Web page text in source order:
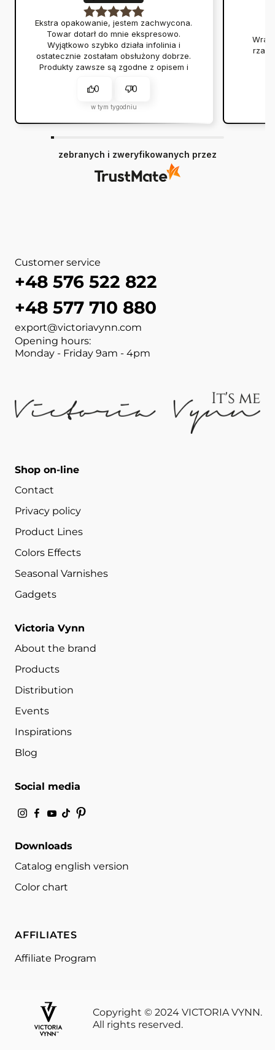
Ekstra opakowanie, jestem zachwycona.
Towar dotarł do mnie ekspresowo.
Wyjątkowo szybko działa infolinia i
ostatecznie zostałam obsłużony dobrze.
Produkty zawsze są zgodne z opisem i
0 0
w tym tygodniu
zebranych i zweryfikowanych przez
Customer service
+48 576 522 822
+48 577 710 880
export@victoriavynn.com
Opening hours:
Monday - Friday 9am - 4pm
Shop on-line
Contact
Privacy policy
Product Lines
Colors Effects
Seasonal Varnishes
Gadgets
Victoria Vynn
About the brand
Products
Distribution
Events
Inspirations
Blog
Social media
Downloads
Catalog english version
Color chart
AFFILIATES
Affiliate Program
Copyright © 2024 VICTORIA VYNN.
All rights reserved.